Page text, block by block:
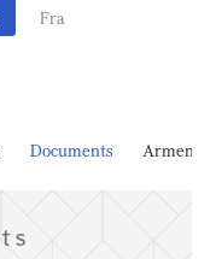
Fra
Documents Armenia